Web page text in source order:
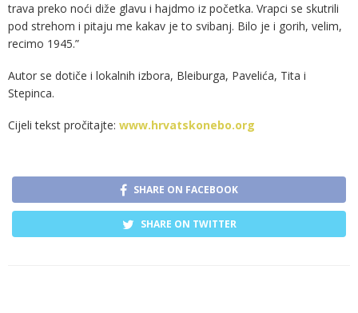
trava preko noći diže glavu i hajdmo iz početka. Vrapci se skutrili
pod strehom i pitaju me kakav je to svibanj. Bilo je i gorih, velim,
recimo 1945.”
Autor se dotiče i lokalnih izbora, Bleiburga, Pavelića, Tita i
Stepinca.
Cijeli tekst pročitajte: www.hrvatskonebo.org
SHARE ON FACEBOOK
SHARE ON TWITTER